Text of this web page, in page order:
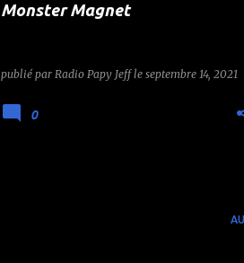
Monster Magnet
publié par Radio Papy Jeff le septembre 14, 2021
0